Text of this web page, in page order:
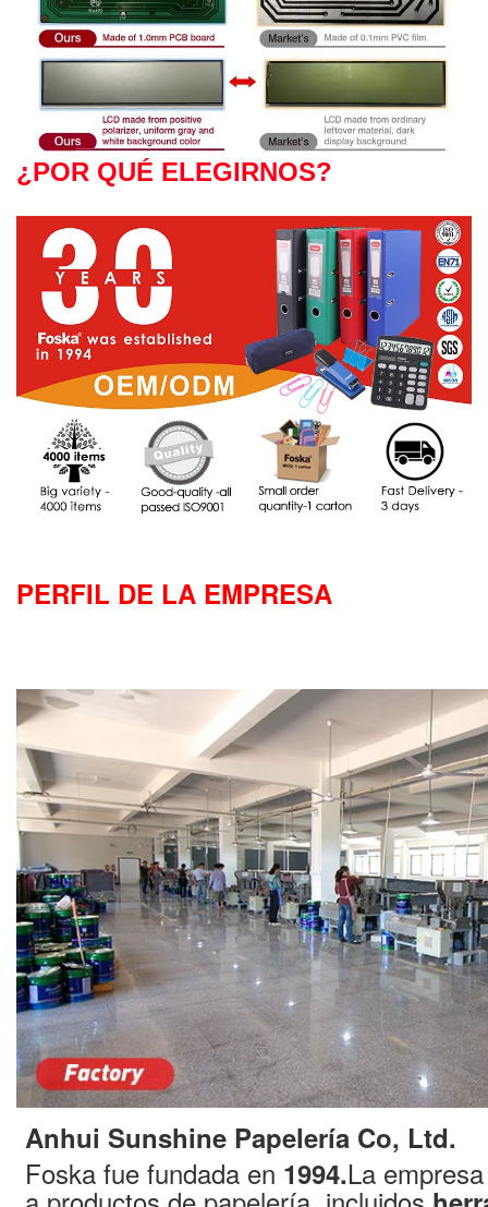
¿POR QUÉ ELEGIRNOS?
PERFIL DE LA EMPRESA
Anhui Sunshine Papelería Co, Ltd.
Foska fue fundada en 1994.La